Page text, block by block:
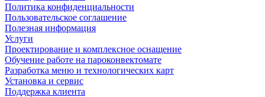
Политика конфиденциальности
Пользовательское соглашение
Полезная информация
Услуги
Проектирование и комплексное оснащение
Обучение работе на пароконвектомате
Разработка меню и технологических карт
Установка и сервис
Поддержка клиента